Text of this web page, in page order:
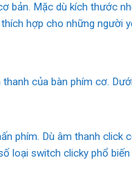
Mặc dù kích thước
hợp cho những người
của bàn phím cơ.
phím. Dù âm thanh
switch clicky phổ biến